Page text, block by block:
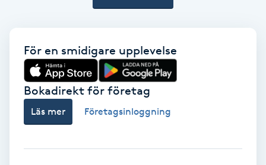
Gruppträning
Gua Sha-massage
För en smidigare upplevelse
Bokadirekt för företag
Läs mer Företagsinloggning